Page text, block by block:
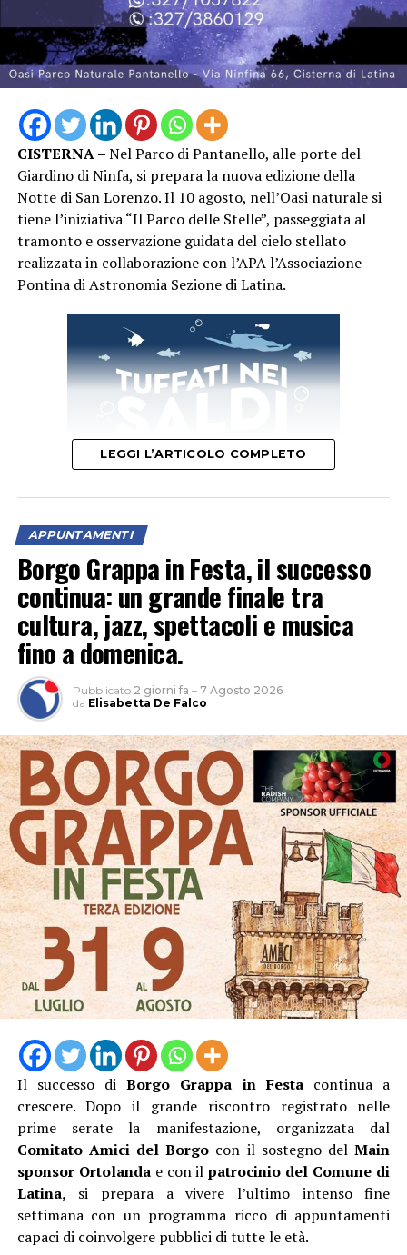
Cinema”: non soltanto una rassegna di proiezioni, ma
un’occasione per avvicinare il pubblico ai protagonisti e
agli autori del cinema italiano.
Piazza Lanzuisi si è così confermata ancora una volta
luogo di incontro e condivisione, con una nuova serata
capace di richiamare una significativa presenza di
pubblico nel centro storico di San Felice Circeo. “Un
Mare di Cinema” proseguirà con i prossimi
appuntamenti in programma, continuando a unire
cinema, cultura e territorio nelle serate estive di San
Felice Circeo.
CISTERNA –Nel Parco di Pantanello, alle porte del
Giardino di Ninfa, si prepara la nuova edizione della
Notte di San Lorenzo. Il 10 agosto, nell’Oasi naturale si
tiene l’iniziativa “Il Parco delle Stelle”, passeggiata al
tramonto e osservazione guidata del cielo stellato
realizzata in collaborazione con l’APA l’Associazione
Pontina di Astronomia Sezione di Latina.
“Un’occasione per vivere la natura al calar del sole e
scoprire le meraviglie del cielo notturno tra stelle,
costellazioni e pianeti”, è l’invito della Fondazione
Caetani. Nel parco naturale non c’è inquinamento
luminoso e la volta celeste appare ancora più
spettacolare.
L’ingresso con unico orario alle 19 Dalle 19:15 alle
20:45, l’escursione, poi la pausa per cena al sacco, quindi
dalle 21:20 alle 23:00 l’ Osservazione guidata del cielo
stellato con gli esperti dell’APA.
Biglietto 10 euro.
LEGGI L’ARTICOLO COMPLETO
APPUNTAMENTI
Borgo Grappa in Festa, il successo
continua: un grande finale tra
cultura, jazz, spettacoli e musica
fino a domenica.
Pubblicato 2 giorni fa – 7 Agosto 2026
da Elisabetta De Falco
Il successo diBorgo Grappa in Festacontinua a
crescere. Dopo il grande riscontro registrato nelle
prime serate la manifestazione, organizzata dal
Comitato Amici del Borgo con il sostegno delMain
sponsor Ortolandae con ilpatrocinio del Comune di
Latina, si prepara a vivere l’ultimo intenso fine
settimana con un programma ricco di appuntamenti
capaci di coinvolgere pubblici di tutte le età.